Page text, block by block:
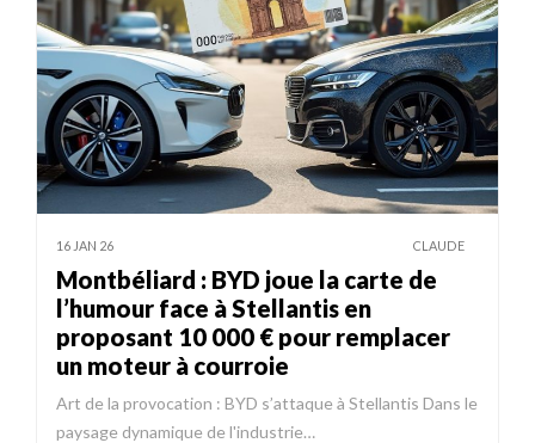
16 JAN 26 CLAUDE
Montbéliard : BYD joue la carte de
l’humour face à Stellantis en
proposant 10 000 € pour remplacer
un moteur à courroie
Art de la provocation : BYD s’attaque à Stellantis Dans le
paysage dynamique de l'industrie…